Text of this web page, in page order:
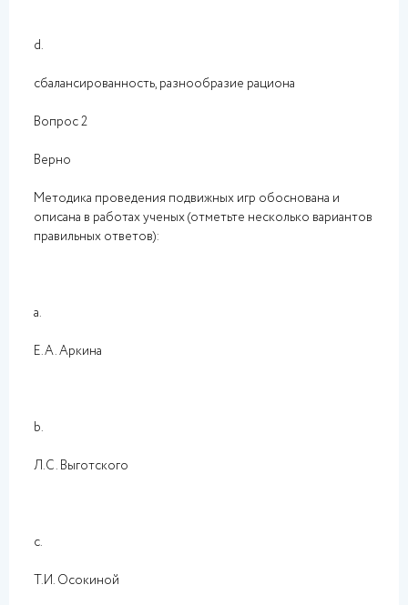
d.
сбалансированность, разнообразие рациона
Вопрос 2
Верно
Методика проведения подвижных игр обоснована и
описана в работах ученых (отметьте несколько вариантов
правильных ответов):
a.
Е.А. Аркина
b.
Л.С. Выготского
c.
Т.И. Осокиной